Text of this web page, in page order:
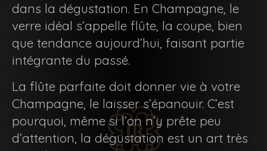
dans la dégustation. En Champagne, le
verre idéal s’appelle flûte, la coupe, bien
que tendance aujourd’hui, faisant partie
intégrante du passé.
La flûte parfaite doit donner vie à votre
Champagne, le laisser s’épanouir. C’est
pourquoi, même si l’on n’y prête peu
d’attention, la dégustation est un art très